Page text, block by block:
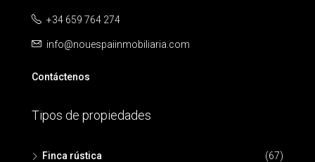
+34 659 764 274
info@nouespaiinmobiliaria.com
Contáctenos
Tipos de propiedades
Finca rústica (67)